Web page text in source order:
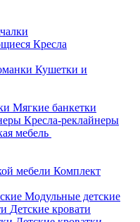
Кресла
Кушетки и
Мягкие банкетки
Кресла-реклайнеры
мебель
Комплект
Модульные детские
Детские кровати